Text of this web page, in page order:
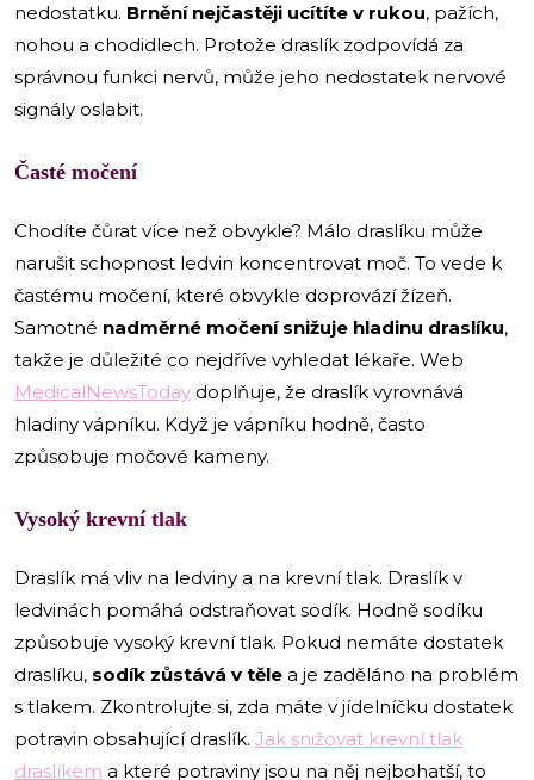
nedostatku. Brnění nejčastěji ucítíte v rukou, pažích,
nohou a chodidlech. Protože draslík zodpovídá za
správnou funkci nervů, může jeho nedostatek nervové
signály oslabit.
Časté močení
Chodíte čůrat více než obvykle? Málo draslíku může
narušit schopnost ledvin koncentrovat moč. To vede k
častému močení, které obvykle doprovází žízeň.
Samotné nadměrné močení snižuje hladinu draslíku,
takže je důležité co nejdříve vyhledat lékaře. Web
MedicalNewsToday doplňuje, že draslík vyrovnává
hladiny vápníku. Když je vápníku hodně, často
způsobuje močové kameny.
Vysoký krevní tlak
Draslík má vliv na ledviny a na krevní tlak. Draslík v
ledvinách pomáhá odstraňovat sodík. Hodně sodíku
způsobuje vysoký krevní tlak. Pokud nemáte dostatek
draslíku, sodík zůstává v těle a je zaděláno na problém
s tlakem. Zkontrolujte si, zda máte v jídelníčku dostatek
potravin obsahující draslík. Jak snižovat krevní tlak
draslíkem a které potraviny jsou na něj nejbohatší, to